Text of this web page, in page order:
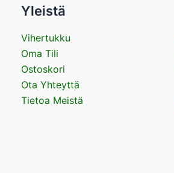
Yleistä
Vihertukku
Oma Tili
Ostoskori
Ota Yhteyttä
Tietoa Meistä